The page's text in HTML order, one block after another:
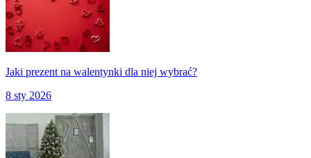
Jaki prezent na walentynki dla niej wybrać?
8 sty 2026